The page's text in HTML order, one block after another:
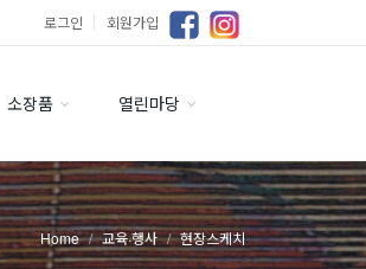
로그인 ｜ 회원가입
소장품 열린마당
Home 교육·행사 현장스케치